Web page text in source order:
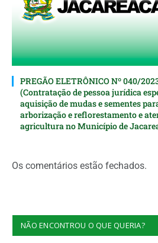
PREGÃO ELETRÔNICO Nº 040/
(Contratação de pessoa jurídica
aquisição de mudas e sementes
arborização e reflorestamento e
agricultura no Município de
Os comentários estão fechados.
NÃO ENCONTROU O QUE QUERIA?